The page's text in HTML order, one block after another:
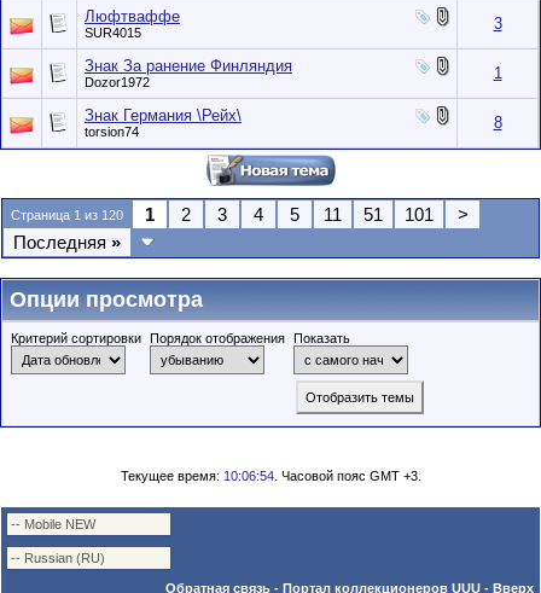
Люфтваффе
SUR4015 3
Знак За ранение Финляндия
Dozor1972 1
Знак Германия \Рейх\
torsion74 8
Страница 1 из 120 1 2 3 4 5 11 51 101
>
Последняя »
Опции просмотра
Критерий сортировки Порядок отображения Показать
Текущее время: 10:06:54. Часовой пояс GMT +3.
Обратная связь - Портал коллекционеров UUU - Вверх